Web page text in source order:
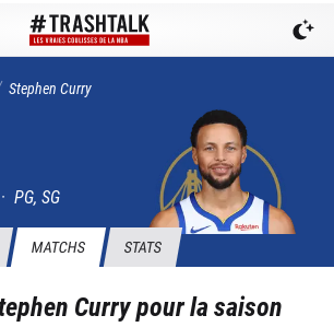
Stephen Curry
· PG, SG
MATCHS STATS
Currypour la saison